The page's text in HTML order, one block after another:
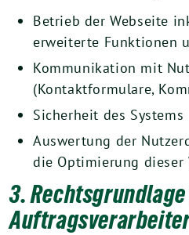
Betrieb der Webseite
erweiterte Funktionen
Kommunikation mit
(Kontaktformulare,
Sicherheit des Systems
Auswertung der
die Optimierung dieser
3. Rechtsgrundlage